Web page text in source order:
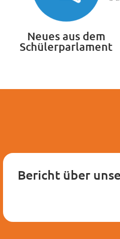
Neues aus dem
Schülerparlament
Bericht über